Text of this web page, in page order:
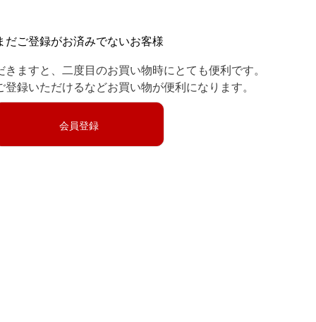
だご登録がお済みでないお客様
ますと、二度目のお買い物時にとても便利です。
録いただけるなどお買い物が便利になります。
会員登録